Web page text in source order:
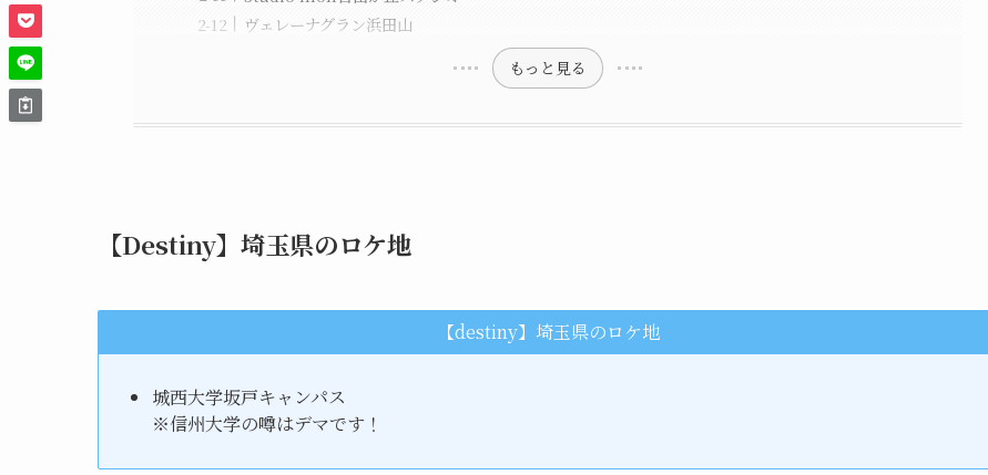
ヴェレーナグラン浜田山
もっと見る
【Destiny】埼玉県のロケ地
【destiny】埼玉県のロケ地
城西大学坂戸キャンパス
※信州大学の噂はデマです！